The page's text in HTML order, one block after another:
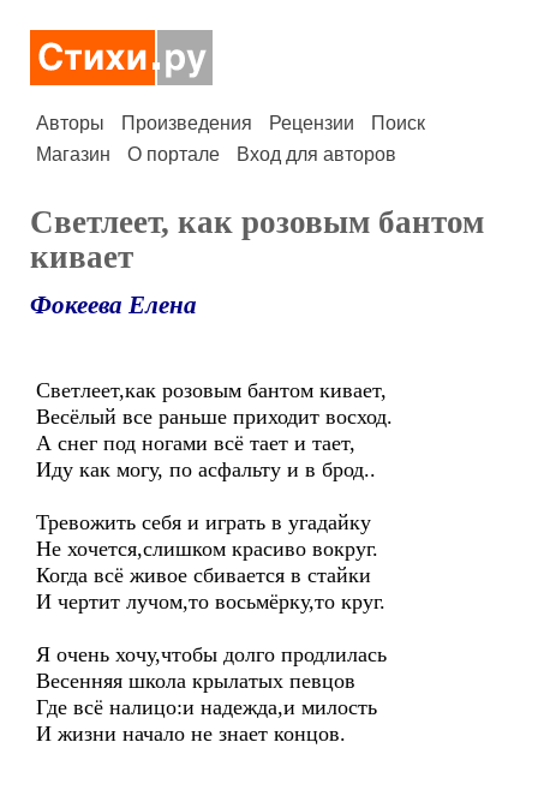
Авторы Произведения Рецензии
Поиск
Магазин
О портале Вход для авторов
Светлеет, как розовым бантом
кивает
Фокеева Елена
Светлеет,как розовым бантом кивает,
Весёлый все раньше приходит восход.
А снег под ногами всё тает и тает,
Иду как могу, по асфальту и в брод..
Тревожить себя и играть в угадайку
Не хочется,слишком красиво вокруг.
Когда всё живое сбивается в стайки
И чертит лучом,то восьмёрку,то круг.
Я очень хочу,чтобы долго продлилась
Весенняя школа крылатых певцов
Где всё налицо:и надежда,и милость
И жизни начало не знает концов.